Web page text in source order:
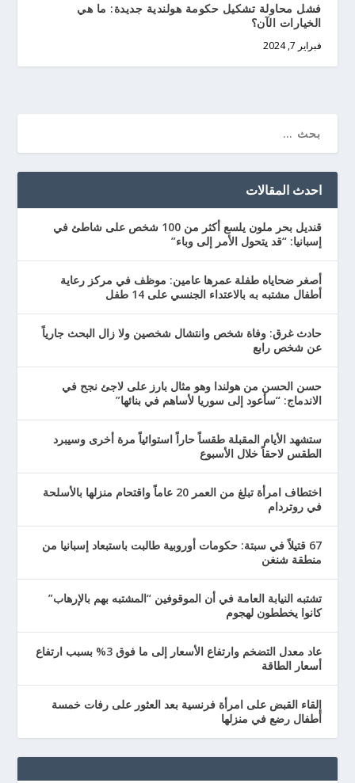
فشل محاولة تشكيل حكومة هولندية جديدة: ما هي
الخيارات الآن؟
فبراير 7, 2024
احدث المقالات
قنديل بحر ملون يلسع أكثر من 100 شخص على شاطئ في
إسبانيا: “قد يتحول الأمر إلى وباء”
أصغر ضحاياه طفلة عمرها عامين: موظف في مركز رعاية
أطفال مشتبه به بالاعتداء الجنسي على 14 طفل
حادث غرق: وفاة شخص وانتشال شخصين ولا زال البحث جارياً
عن شخص رابع
حسن الحسن من هولندا وهو مثال بارز على لاجئ نجح في
الاندماج: “سأعود إلى سوريا لأساهم في بنائها”
ستشهد الأيام المقبلة طقساً حاراً استوائياً مرة أخرى وسيبرد
الطقس لاحقاً خلال الأسبوع
اختطاف امرأة تبلغ من العمر 20 عاماً واقتحام منزلها بالأسلحة
في روتردام
67 قتيلاً في سبتة: حكومات أوروبية طالبت باستبعاد إسبانيا من
منطقة شنغن
تشتبه النيابة العامة في أن الموقوفين “المشتبه بهم بالإرهاب”
كانوا يخططون لهجوم
عاد معدل التضخم وارتفاع الأسعار إلى ما فوق 3% بسبب ارتفاع
أسعار الطاقة
إلقاء القبض على امرأة فرنسية بعد العثور على رفات خمسة
أطفال رضع في منزلها